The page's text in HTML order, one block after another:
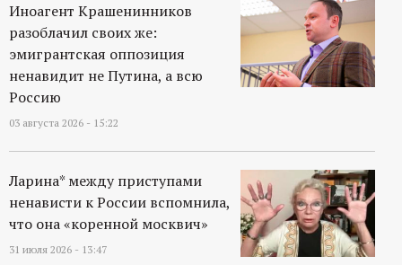
Иноагент Крашенинников
разоблачил своих же:
эмигрантская оппозиция
ненавидит не Путина, а всю
Россию
03 августа 2026 - 15:22
Ларина* между приступами
ненависти к России вспомнила,
что она «коренной москвич»
31 июля 2026 - 13:47